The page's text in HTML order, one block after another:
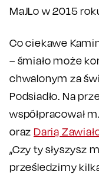
MaJLo w 2015
Co ciekawe
– śmiało może
chwalonym za
Podsiadło. Na
współpracował
oraz Darią
„Czy ty słyszysz
prześledzimy